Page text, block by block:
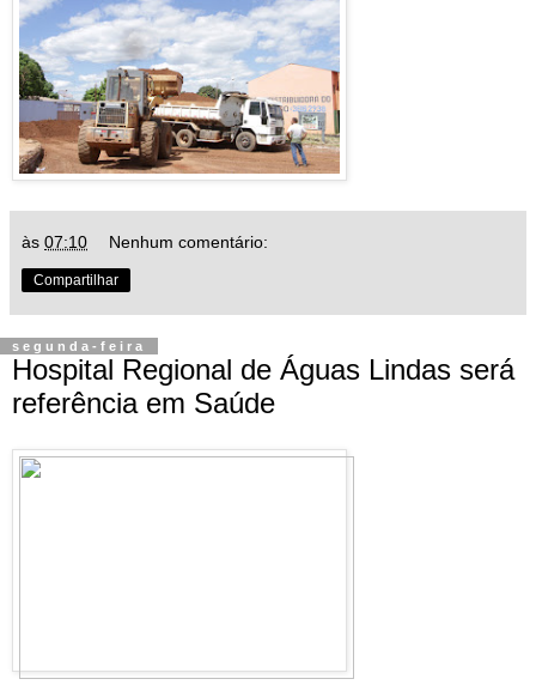
às 07:10 Nenhum comentário:
Compartilhar
segunda-feira
Hospital Regional de Águas Lindas será
referência em Saúde